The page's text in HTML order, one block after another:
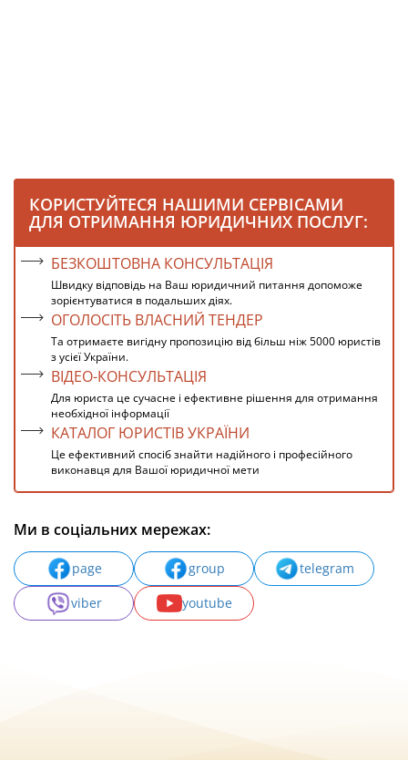
КОРИСТУЙТЕСЯ НАШИМИ СЕРВІСАМИ
ДЛЯ ОТРИМАННЯ ЮРИДИЧНИХ ПОСЛУГ:
БЕЗКОШТОВНА КОНСУЛЬТАЦІЯ
Швидку відповідь на Ваш юридичний питання допоможе
зорієнтуватися в подальших діях.
ОГОЛОСІТЬ ВЛАСНИЙ ТЕНДЕР
Та отримаєте вигідну пропозицію від більш ніж 5000 юристів
з усієї України.
ВІДЕО-КОНСУЛЬТАЦІЯ
Для юриста це сучасне і ефективне рішення для отримання
необхідної інформації
КАТАЛОГ ЮРИСТІВ УКРАЇНИ
Це ефективний спосіб знайти надійного і професійного
виконавця для Вашої юридичної мети
Ми в соціальних мережах:
page group
telegram
viber
youtube